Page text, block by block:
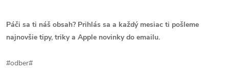
Páči sa ti náš obsah? Prihlás sa a každý mesiac ti pošleme
najnovšie tipy, triky a Apple novinky do emailu.
#odber#